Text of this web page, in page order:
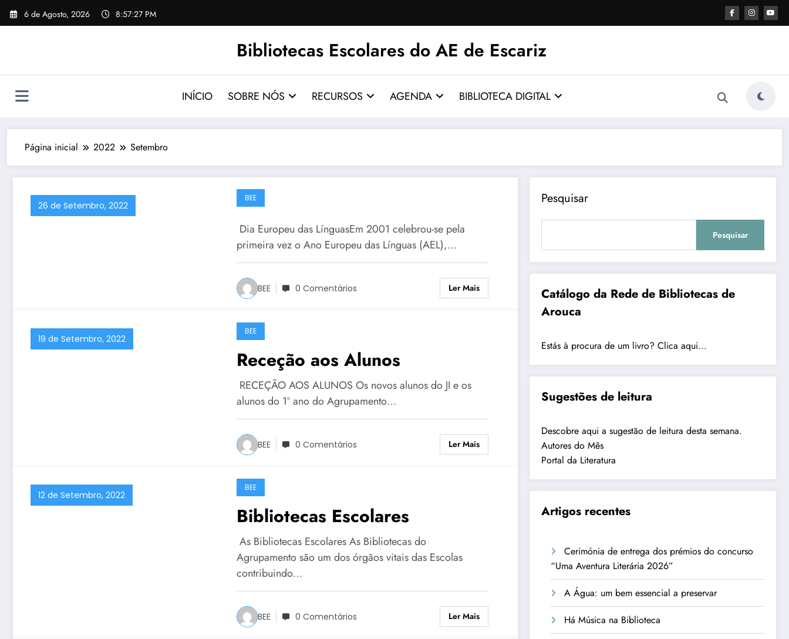
Saltar
para
6 de Agosto, 2026 8:57:27 PM
Bibliotecas Escolares do AE de Escariz
INÍCIO SOBRE NÓS RECURSOS AGENDA BIBLIOTECA DIGITAL
Página inicial 2022 Setembro
26 de Setembro, 2022
BEE
Dia Europeu das LínguasEm 2001 celebrou-se pela
primeira vez o Ano Europeu das Línguas (AEL),…
BEE 0 Comentários Ler Mais
19 de Setembro, 2022
BEE
Receção aos Alunos
RECEÇÃO AOS ALUNOS Os novos alunos do JI e os
alunos do 1º ano do Agrupamento…
BEE 0 Comentários Ler Mais
12 de Setembro, 2022
BEE
Bibliotecas Escolares
As Bibliotecas Escolares As Bibliotecas do
Agrupamento são um dos órgãos vitais das Escolas
contribuindo…
BEE 0 Comentários Ler Mais
Pesquisar
Pesquisar
Catálogo da Rede de Bibliotecas de
Arouca
Estás à procura de um livro? Clica aqui...
Sugestões de leitura
Descobre aqui a sugestão de leitura desta semana.
Autores do Mês
Portal da Literatura
Artigos recentes
Cerimónia de entrega dos prémios do concurso
“Uma Aventura Literária 2026”
A Água: um bem essencial a preservar
Há Música na Biblioteca